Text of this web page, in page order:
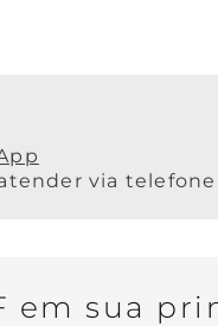
via
em sua